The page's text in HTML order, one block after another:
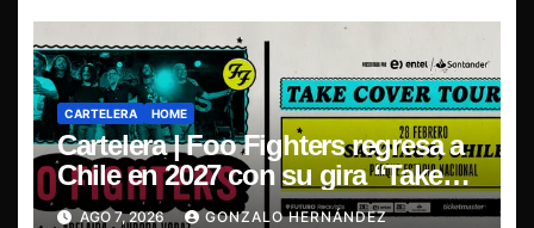
CARTELERA HOME
Cartelera | Foo Fighters regresa a
Chile en 2027 con su gira “Take
Cover Tour 2027”
AGO 7, 2026 GONZALO HERNÁNDEZ